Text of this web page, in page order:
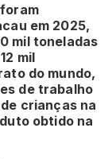
em 2025,
mil toneladas
mil
do mundo,
de trabalho
crianças na
obtido na